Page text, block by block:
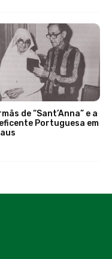
de “Sant’Anna” e a
Portuguesa em